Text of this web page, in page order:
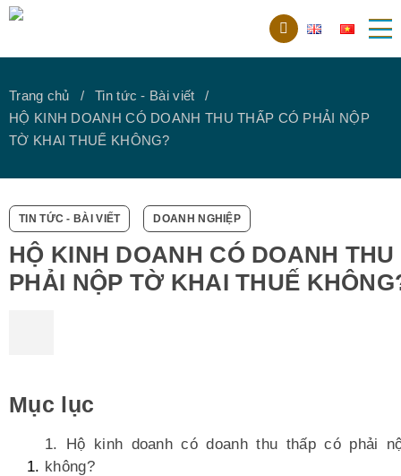
Trang chủ
Tin tức - Bài viết
HỘ KINH DOANH CÓ DOANH THU THẤP CÓ PHẢI NỘP
TỜ KHAI THUẾ KHÔNG?
TIN TỨC - BÀI VIẾT DOANH NGHIỆP
HỘ KINH DOANH CÓ DOANH
PHẢI NỘP TỜ KHAI THUẾ
Mục lục
1. Hộ kinh doanh có doanh thu thấp có phải
không?